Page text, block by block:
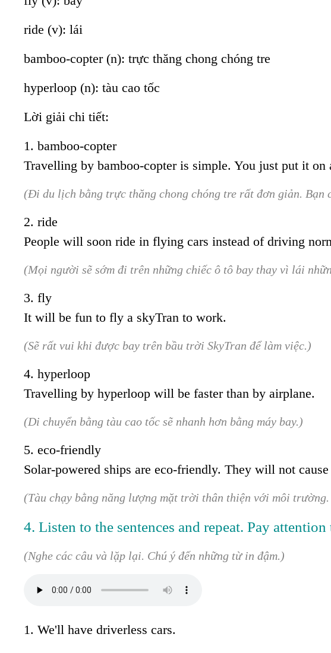
ride (v): lái
bamboo-copter (n): trực thăng chong chóng tre
hyperloop (n): tàu cao tốc
Lời giải chi tiết:
1. bamboo-copter
Travelling by bamboo-copter is simple. You just put it on
(Đi du lịch bằng trực thăng chong chóng tre rất đơn giản. Bạn
2. ride
People will soon ride in flying cars instead of driving
(Mọi người sẽ sớm đi trên những chiếc ô tô bay thay vì lái
3. fly
It will be fun to fly a skyTran to work.
(Sẽ rất vui khi được bay trên bầu trời SkyTran để làm việc.)
4. hyperloop
Travelling by hyperloop will be faster than by airplane.
(Di chuyển bằng tàu cao tốc sẽ nhanh hơn bằng máy bay.)
5. eco-friendly
Solar-powered ships are eco-friendly. They will not
(Tàu chạy bằng năng lượng mặt trời thân thiện với môi trường.
4. Listen to the sentences and repeat. Pay
(Nghe các câu và lặp lại. Chú ý đến những từ in đậm.)
1. We'll have driverless cars.